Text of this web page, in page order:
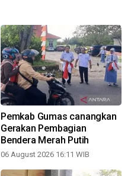
Pemkab Gumas canangkan
Gerakan Pembagian
Bendera Merah Putih
06 August 2026 16:11 WIB